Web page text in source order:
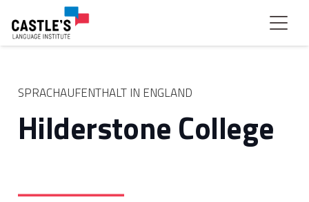
SPRACHAUFENTHALT IN ENGLAND
Hilderstone College